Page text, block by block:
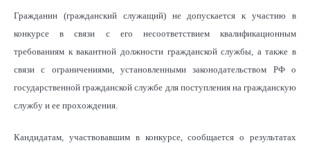
Гражданин (гражданский служащий) не допускается к участию в
конкурсе в связи с его несоответствием квалификационным
требованиям к вакантной должности гражданской службы, а также в
связи с ограничениями, установленными законодательством РФ о
государственной гражданской службе для поступления на гражданскую
службу и ее прохождения.
Кандидатам, участвовавшим в конкурсе, сообщается о результатах